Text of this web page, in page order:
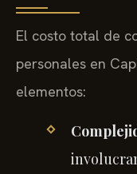
El costo total de
personales en
elementos: